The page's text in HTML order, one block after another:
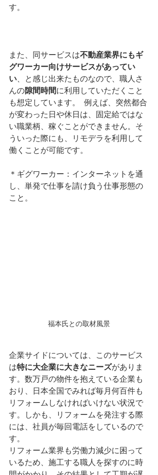
す。
また、同サービスは不動産業界にもギ
グワーカー向けサービスがあってい
い 、と感じ出来たものなので、職人さ
んの隙間時間に利用していただくこと
も想定しています。
例えば、突然都合
が変わった日や休日は、固定給ではな
い職業柄、稼ぐことができません。そ
ういった際にも、リモデラを利用して
働くことが可能です。
＊ギグワーカー：インターネットを通
し、単発で仕事を請け負う仕事形態の
こと。
福本氏との取材風景
企業サイドについては、このサービス
は特に大企業に大きなニーズがありま
す。数万戸の物件を抱えている企業も
おり、日本全国でみれば毎月何百件も
リフォームしなければいけない状況で
す。しかも、リフォームを発注する際
には、社員が毎回電話をしているので
す。
リフォーム業界も労働力減少に困って
いるため、施工する職人を探すのに時